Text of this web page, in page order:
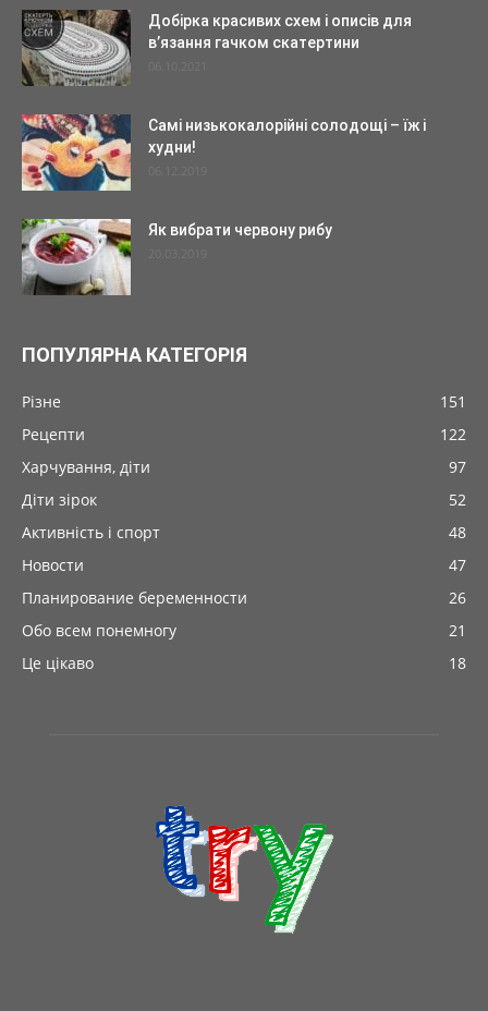
Добірка красивих схем і описів для
в’язання гачком скатертини
Самі низькокалорійні солодощі – їж і
худни!
Як вибрати червону рибу
ПОПУЛЯРНА КАТЕГОРІЯ
Різне
151
Рецепти
122
Харчування, діти
97
Діти зірок
52
Активність і спорт
48
Новости
47
Планирование беременности
26
Обо всем понемногу
21
Це цікаво
18